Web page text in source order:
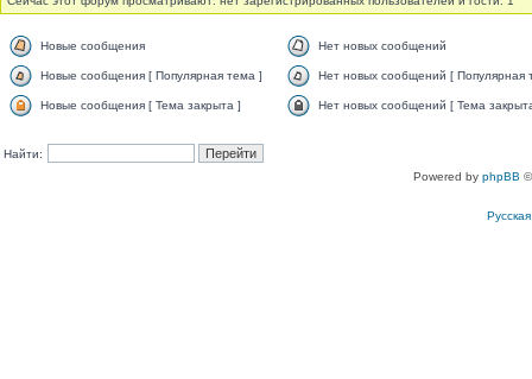
Новые сообщения Нет новых сообщений
Новые сообщения [ Популярная тема ] Нет новых сообщений [ Популярная
Новые сообщения [ Тема закрыта ] Нет новых сообщений [ Тема
Найти:
Powered by phpBB